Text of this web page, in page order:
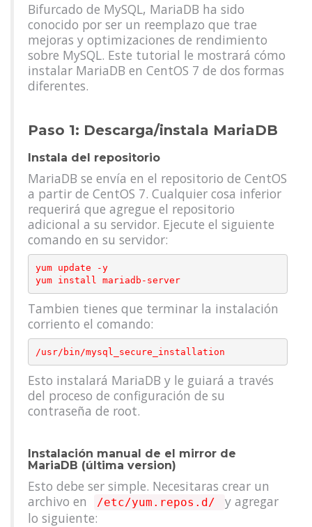
Bifurcado de MySQL, MariaDB ha sido
conocido por ser un reemplazo que trae
mejoras y optimizaciones de rendimiento
sobre MySQL. Este tutorial le mostrará cómo
instalar MariaDB en CentOS 7 de dos formas
diferentes.
Paso 1: Descarga/instala MariaDB
Instala del repositorio
MariaDB se envía en el repositorio de CentOS
a partir de CentOS 7. Cualquier cosa inferior
requerirá que agregue el repositorio
adicional a su servidor. Ejecute el siguiente
comando en su servidor:
yum update -y
yum install mariadb-server
Tambien tienes que terminar la instalación
corriento el comando:
Esto instalará MariaDB y le guiará a través
del proceso de configuración de su
contraseña de root.
Instalación manual de el mirror de
MariaDB (última version)
Esto debe ser simple. Necesitaras crear un
archivo en
/etc/yum.repos.d/
y agregar
lo siguiente: